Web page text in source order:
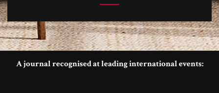
A journal recognised at leading international events: